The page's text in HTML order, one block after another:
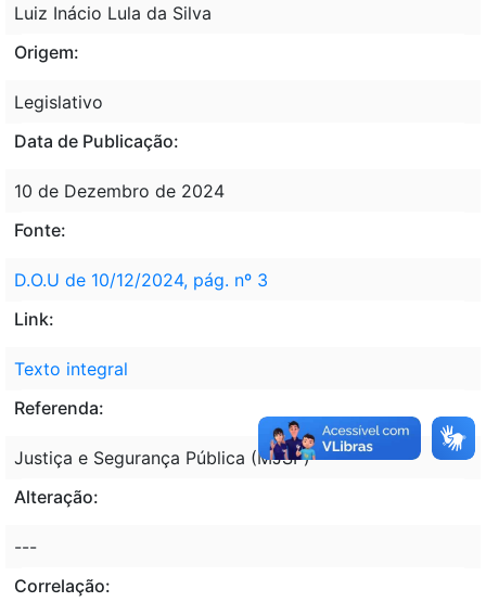
Luiz Inácio Lula da Silva
Origem:
Legislativo
Data de Publicação:
10 de Dezembro de 2024
Fonte:
D.O.U de 10/12/2024, pág. nº 3
Link:
Texto integral
Referenda:
Justiça e Segurança Pública (MJSP)
Alteração:
---
Correlação: